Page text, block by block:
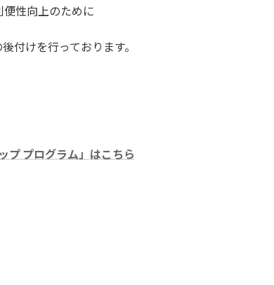
性向上のために
付けを行っております。
プログラム」はこちら